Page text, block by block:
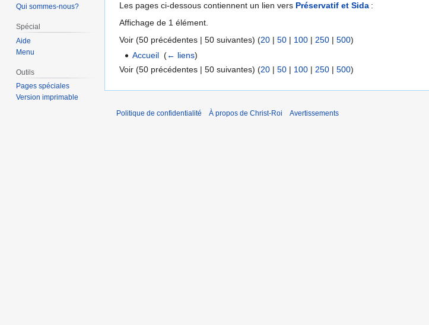
Les pages ci-dessous contiennent un lien vers Préservatif et Sida :
Affichage de 1 élément.
Voir (50 précédentes | 50 suivantes) (20 | 50 | 100 | 250 | 500)
Accueil ‎(← liens)
Voir (50 précédentes | 50 suivantes) (20 | 50 | 100 | 250 | 500)
Qui sommes-nous?
Spécial
Aide
Menu
Outils
Pages spéciales
Version imprimable
Politique de confidentialité
À propos de Christ-Roi Avertissements